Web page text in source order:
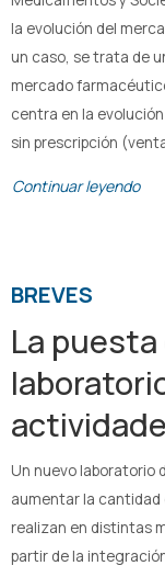
la evolución del
un caso, se trata de
mercado
centra en la
sin prescripción
Continuar leyendo
BREVES
La
Un nuevo laboratorio
aumentar la
realizan en distintas
partir de la